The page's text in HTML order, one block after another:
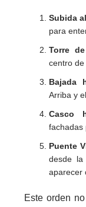
Subida
para
Torre
centro de
Bajada
Arriba y
Casco
fachadas
Puente
desde
aparecer
Este orden